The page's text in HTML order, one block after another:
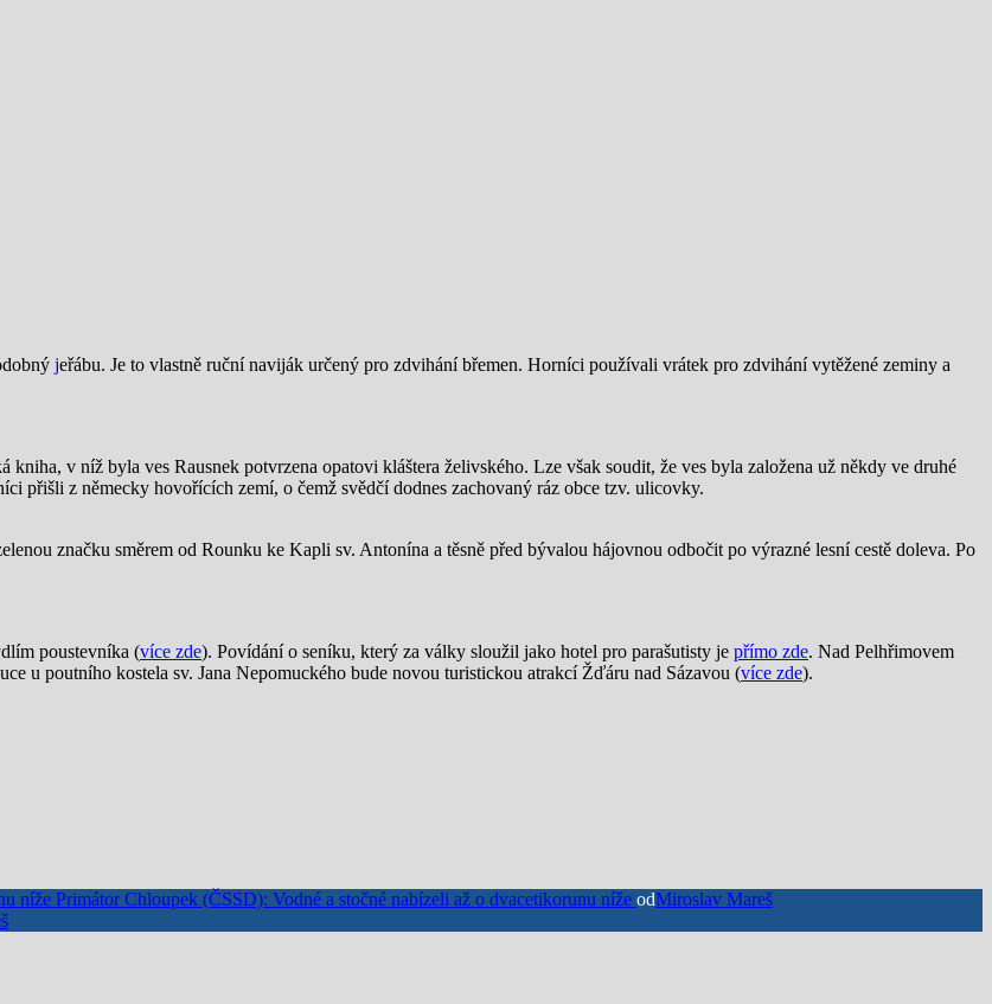
jeřábu. Je to vlastně ruční naviják určený pro zdvihání břemen. Horníci používali vrátek pro zdvihání vytěžené zeminy a
kniha, v níž byla ves Rausnek potvrzena opatovi kláštera želivského. Lze však soudit, že ves byla založena už někdy ve druhé
přišli z německy hovořících zemí, o čemž svědčí dodnes zachovaný ráz obce tzv. ulicovky.
značku směrem od Rounku ke Kapli sv. Antonína a těsně před bývalou hájovnou odbočit po výrazné lesní cestě doleva. Po
poustevníka (více zde). Povídání o seníku, který za války sloužil jako hotel pro parašutisty je přímo zde. Nad Pelhřimovem
u poutního kostela sv. Jana Nepomuckého bude novou turistickou atrakcí Žďáru nad Sázavou (více zde).
Primátor Chloupek (ČSSD): Vodné a stočné nabízeli až o dvacetikorunu níže odMiroslav Mareš